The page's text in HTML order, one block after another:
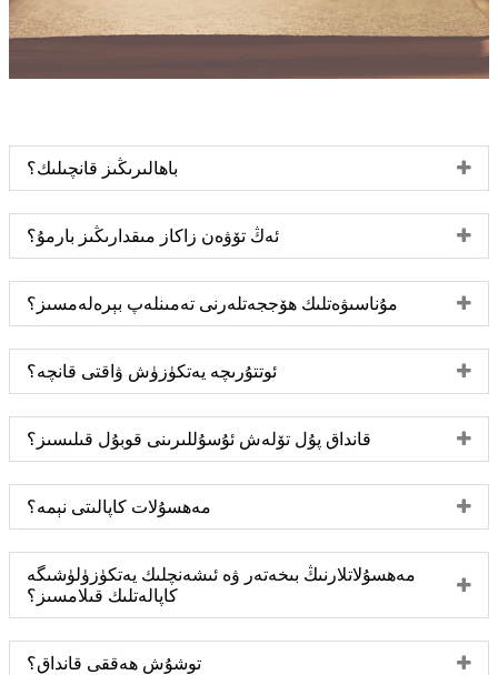
باھالىرىڭىز قانچىلىك؟
ئەڭ تۆۋەن زاكاز مىقدارىڭىز بارمۇ؟
مۇناسىۋەتلىك ھۆججەتلەرنى تەمىنلەپ بېرەلەمسىز؟
ئوتتۇرىچە يەتكۈزۈش ۋاقتى قانچە؟
قانداق پۇل تۆلەش ئۇسۇللىرىنى قوبۇل قىلىسىز؟
مەھسۇلات كاپالىتى نېمە؟
مەھسۇلاتلارنىڭ بىخەتەر ۋە ئىشەنچلىك يەتكۈزۈلۈشىگە
كاپالەتلىك قىلامسىز؟
توشۇش ھەققى قانداق؟